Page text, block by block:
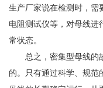
生产厂家说在检测时，需
电阻测试仪等，对母线进
常状态。
总之，密集型母线的
的。只有通过科学、规范